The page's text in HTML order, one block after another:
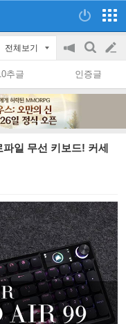
전체보기
공
on/off
검
색
글
쓰
추글 인증글
일 무선 키보드! 커세